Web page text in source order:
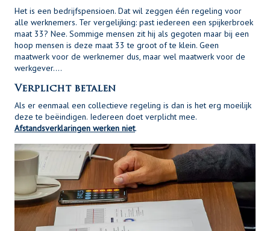
Het is een bedrijfspensioen. Dat wil zeggen één regeling voor
alle werknemers. Ter vergelijking: past iedereen een spijkerbroek
maat 33? Nee. Sommige mensen zit hij als gegoten maar bij een
hoop mensen is deze maat 33 te groot of te klein. Geen
maatwerk voor de werknemer dus, maar wel maatwerk voor de
werkgever….
Verplicht betalen
Als er eenmaal een collectieve regeling is dan is het erg moeilijk
deze te beëindigen. Iedereen doet verplicht mee.
Afstandsverklaringen werken niet.